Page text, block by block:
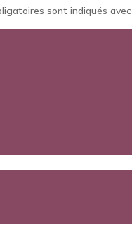
sont indiqués avec